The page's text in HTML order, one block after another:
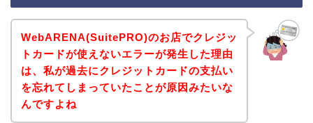
WebARENA(SuitePRO)のお店でクレジッ
トカードが使えないエラーが発生した理由
は、私が過去にクレジットカードの支払い
を忘れてしまっていたことが原因みたいな
んですよね